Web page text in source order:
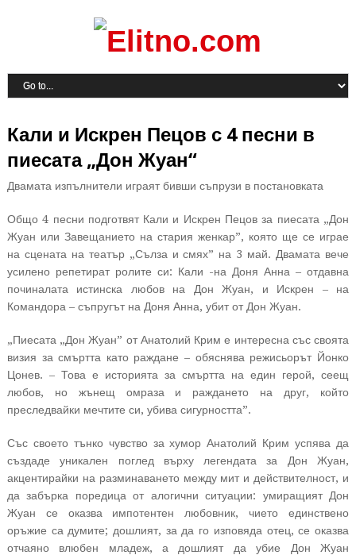
Кали и Искрен Пецов с 4 песни в
пиесата „Дон Жуан“
Двамата изпълнители играят бивши съпрузи в постановката
Общо 4 песни подготвят Кали и Искрен Пецов за пиесата „Дон
Жуан или Завещанието на стария женкар”, която ще се играе
на сцената на театър „Сълза и смях” на 3 май. Двамата вече
усилено репетират ролите си: Кали -на Доня Анна – отдавна
починалата истинска любов на Дон Жуан, и Искрен – на
Командора – съпругът на Доня Анна, убит от Дон Жуан.
„Пиесата „Дон Жуан” от Анатолий Крим е интересна със своята
визия за смъртта като раждане – обяснява режисьорът Йонко
Цонев. – Това е историята за смъртта на един герой, сеещ
любов, но жънещ омраза и раждането на друг, който
преследвайки мечтите си, убива сигурността”.
Със своето тънко чувство за хумор Анатолий Крим успява да
създаде уникален поглед върху легендата за Дон Жуан,
акцентирайки на разминаването между мит и действителност, и
да забърка поредица от алогични ситуации: умиращият Дон
Жуан се оказва импотентен любовник, чието единствено
оръжие са думите; дошлият, за да го изповяда отец, се оказва
отчаяно влюбен младеж, а дошлият да убие Дон Жуан